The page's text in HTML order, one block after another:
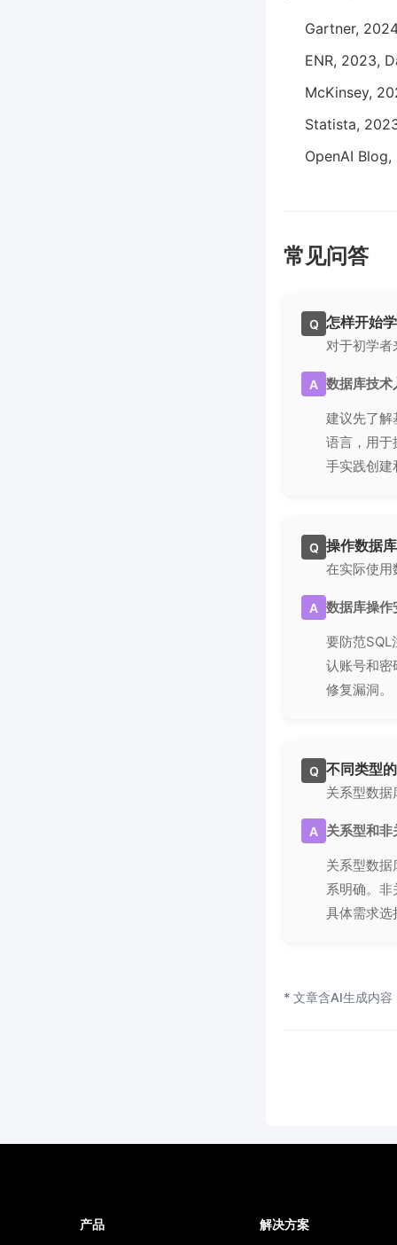
Gartner,
ENR, 2023,
McKinsey,
Statista,
OpenAI
常见问答
Q 怎样开始
对于初学者
A 数据库技术
建议先了解
语言，用于
手实践创建
Q 操作数据
在实际使用
A 数据库操作
要防范SQL
认账号和密
修复漏洞。
Q 不同类型
关系型数
A 关系型和
关系型数
系明确。
具体需求选
* 文章含AI生成内容
产品 解决方案